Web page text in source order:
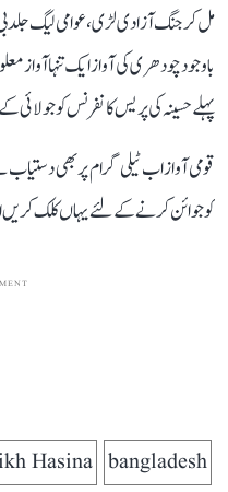
مل کر جنگ آزادی لڑی، عوامی لیگ
باوجود چودھری کی آواز ایک تنہا آواز
پہلے حسینہ کی پریس کانفرنس کو جولائی کے
قومی آواز اب ٹیلی گرام پر بھی
کو جوائن کرنے کے لئے یہاں کلک
bangladesh
Hasina